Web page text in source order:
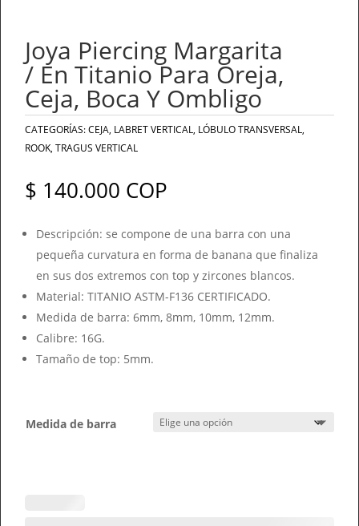
Joya Piercing Margarita
/ En Titanio Para Oreja,
Ceja, Boca Y Ombligo
CATEGORÍAS:CEJA, LABRET VERTICAL, LÓBULO TRANSVERSAL,
ROOK, TRAGUS VERTICAL
$ 140.000 COP
Descripción: se compone de una barra con una
pequeña curvatura en forma de banana que finaliza
en sus dos extremos con top y zircones blancos.
Material: TITANIO ASTM-F136 CERTIFICADO.
Medida de barra: 6mm, 8mm, 10mm, 12mm.
Calibre: 16G.
Tamaño de top: 5mm.
Medida de barra